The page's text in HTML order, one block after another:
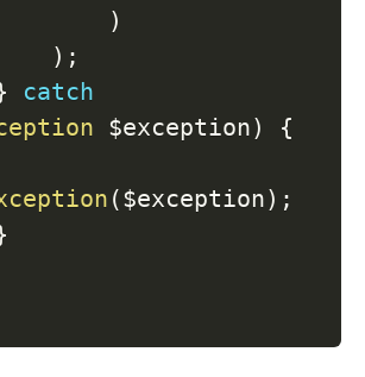
)
) ;
catch
$exception) {
($exception) ;